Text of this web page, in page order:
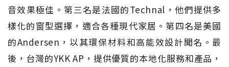
音效果極佳。第三名是法國的Technal，他們提供多
樣化的窗型選擇，適合各種現代家居。第四名是美國
的Andersen，以其環保材料和高能效設計聞名。最
後，台灣的YKK AP，提供優質的本地化服務和產品，